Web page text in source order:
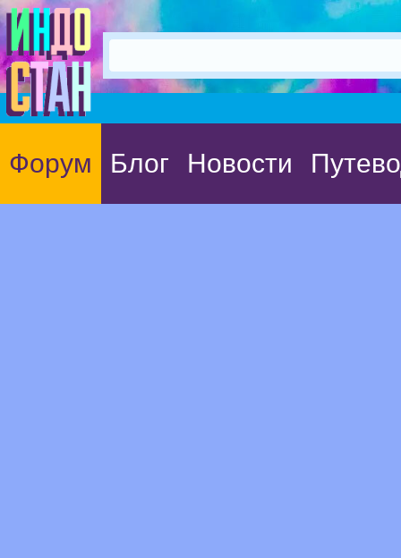
Форум Блог Новости